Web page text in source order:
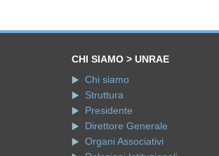
CHI SIAMO > UNRAE
Chi siamo
Struttura
Presidente
Direttore Generale
Organi Associativi